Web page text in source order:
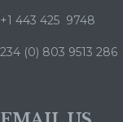
+1 443 425 9748
234 (0) 803 9513 286